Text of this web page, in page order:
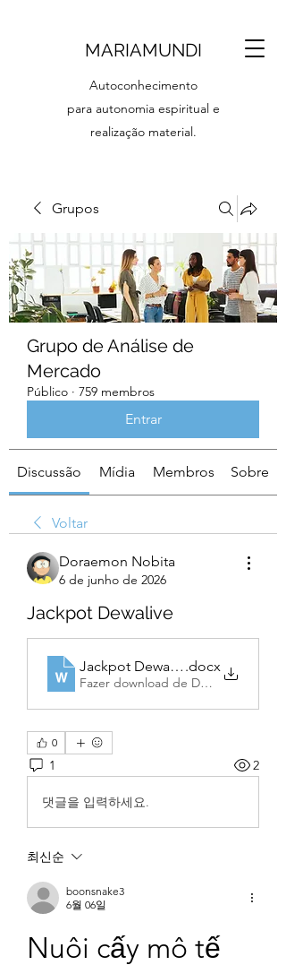
MARIAMUNDI
Autoconhecimento
para autonomia espiritual e
realização material.
Grupos
Grupo de Análise de
Mercado
Público · 759 membros
Entrar
Discussão Mídia Membros Sobre
Voltar
Doraemon Nobita
6 de junho de 2026
Jackpot Dewalive
Jackpot Dewalive.docx
Fazer download de DOCX • 14KB
0
1 2
댓글을 입력하세요.
최신순
boonsnake3
6월 06일
Nuôi cấy mô tế